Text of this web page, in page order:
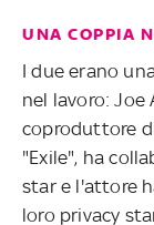
UNA COPPIA
I due erano
nel lavoro: Joe
coproduttore
"Exile", ha
star e l'attore
loro privacy